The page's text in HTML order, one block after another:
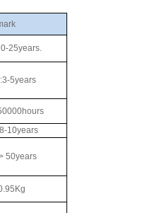
25years.
5years
10years
50years